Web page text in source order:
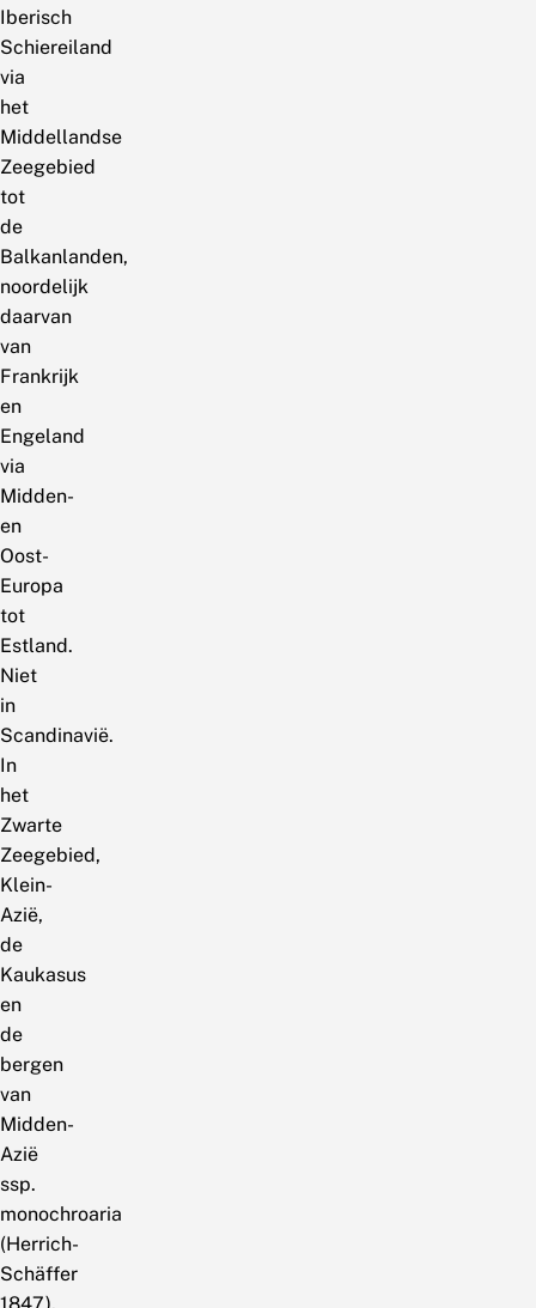
Iberisch
Schiereiland
via
het
Middellandse
Zeegebied
tot
de
Balkanlanden,
noordelijk
daarvan
van
Frankrijk
en
Engeland
via
Midden-
en
Oost-
Europa
tot
Estland.
Niet
in
Scandinavië.
In
het
Zwarte
Zeegebied,
Klein-
Azië,
de
Kaukasus
en
de
bergen
van
Midden-
Azië
ssp.
monochroaria
(Herrich-
Schäffer